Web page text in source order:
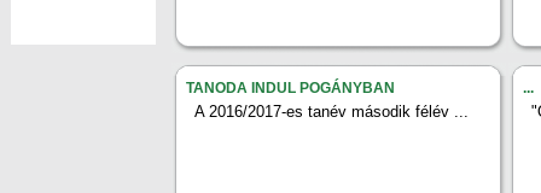
TANODA INDUL POGÁNYBAN
A 2016/2017-es tanév második félév ...
...